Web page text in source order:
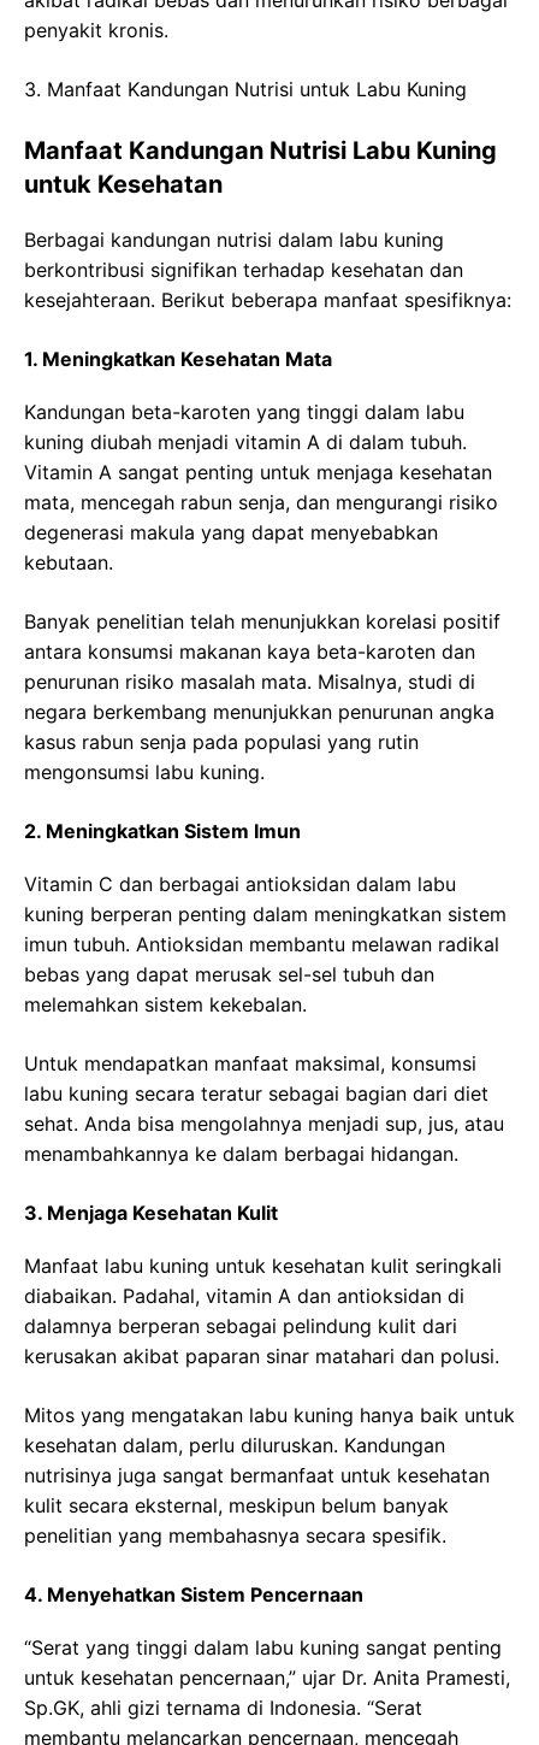
penyakit kronis.
3. Manfaat Kandungan Nutrisi untuk Labu Kuning
Manfaat Kandungan Nutrisi Labu Kuning
untuk Kesehatan
Berbagai kandungan nutrisi dalam labu kuning
berkontribusi signifikan terhadap kesehatan dan
kesejahteraan. Berikut beberapa manfaat spesifiknya:
1. Meningkatkan Kesehatan Mata
Kandungan beta-karoten yang tinggi dalam labu
kuning diubah menjadi vitamin A di dalam tubuh.
Vitamin A sangat penting untuk menjaga kesehatan
mata, mencegah rabun senja, dan mengurangi risiko
degenerasi makula yang dapat menyebabkan
kebutaan.
Banyak penelitian telah menunjukkan korelasi positif
antara konsumsi makanan kaya beta-karoten dan
penurunan risiko masalah mata. Misalnya, studi di
negara berkembang menunjukkan penurunan angka
kasus rabun senja pada populasi yang rutin
mengonsumsi labu kuning.
2. Meningkatkan Sistem Imun
Vitamin C dan berbagai antioksidan dalam labu
kuning berperan penting dalam meningkatkan sistem
imun tubuh. Antioksidan membantu melawan radikal
bebas yang dapat merusak sel-sel tubuh dan
melemahkan sistem kekebalan.
Untuk mendapatkan manfaat maksimal, konsumsi
labu kuning secara teratur sebagai bagian dari diet
sehat. Anda bisa mengolahnya menjadi sup, jus, atau
menambahkannya ke dalam berbagai hidangan.
3. Menjaga Kesehatan Kulit
Manfaat labu kuning untuk kesehatan kulit seringkali
diabaikan. Padahal, vitamin A dan antioksidan di
dalamnya berperan sebagai pelindung kulit dari
kerusakan akibat paparan sinar matahari dan polusi.
Mitos yang mengatakan labu kuning hanya baik untuk
kesehatan dalam, perlu diluruskan. Kandungan
nutrisinya juga sangat bermanfaat untuk kesehatan
kulit secara eksternal, meskipun belum banyak
penelitian yang membahasnya secara spesifik.
4. Menyehatkan Sistem Pencernaan
“Serat yang tinggi dalam labu kuning sangat penting
untuk kesehatan pencernaan,” ujar Dr. Anita Pramesti,
Sp.GK, ahli gizi ternama di Indonesia. “Serat
membantu melancarkan pencernaan, mencegah